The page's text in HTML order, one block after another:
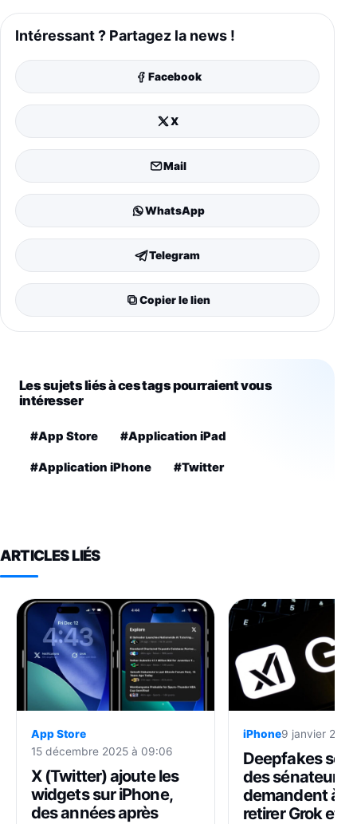
Intéressant ? Partagez la news !
Facebook
X
Mail
WhatsApp
Telegram
Copier le lien
Les sujets liés à ces tags pourraient vous
intéresser
#App Store #Application iPad
#Application iPhone #Twitter
ARTICLES LIÉS
App Store
15 décembre 2025 à 09:06
X (Twitter) ajoute les
widgets sur iPhone,
des années après
iPhone9 janvier
Deepfakes
des sénateurs
demandent à
retirer Grok et